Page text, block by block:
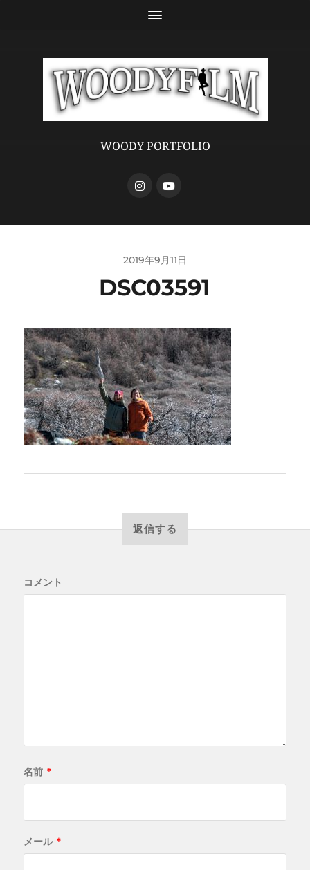
WOODY PORTFOLIO
2019年9月11日
DSC03591
返信する
コメント
名前 *
メール *